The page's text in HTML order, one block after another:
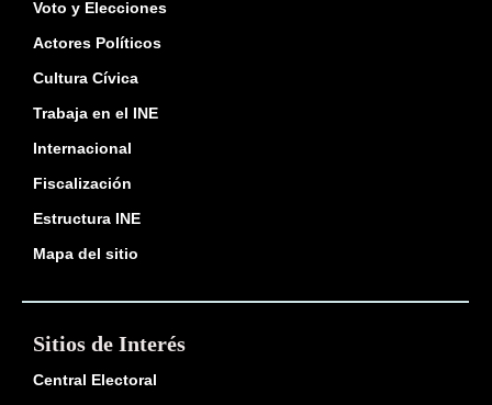
Voto y Elecciones
Actores Políticos
Cultura Cívica
Trabaja en el INE
Internacional
Fiscalización
Estructura INE
Mapa del sitio
Sitios de Interés
Central Electoral